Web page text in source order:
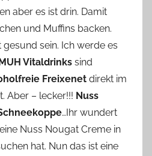
aber es ist drin. Damit
und Muffins backen.
sein. Ich werde es
Vitaldrinks sind
Freixenet direkt im
Aber – lecker!!! Nuss
…Ihr wundert
Nuss Nougat Creme in
hat. Nun das ist eine